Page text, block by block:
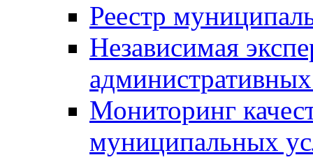
Реестр
Независимая
Мониторинг
муниципальных